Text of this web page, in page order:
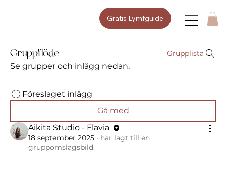
Gratis Lymfguide
Gruppflöde Grupplista
Se grupper och inlägg nedan.
Föreslaget inlägg
Gå med
Aikita Studio - Flavia
18 september 2025 · har lagt till en
gruppomslagsbild.